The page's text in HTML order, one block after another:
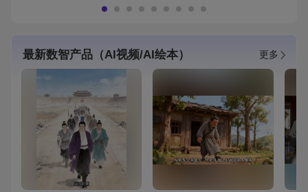
最新数智产品（AI视频/AI绘本） 更多